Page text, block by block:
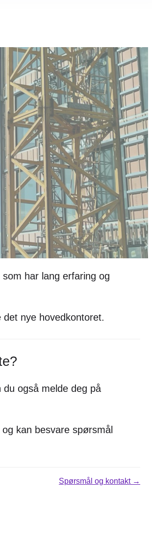
har lang erfaring og
nye hovedkontoret.
også melde deg på
kan besvare spørsmål
Spørsmål og kontakt →